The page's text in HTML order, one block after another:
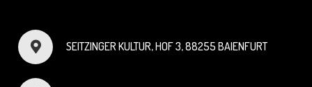
SEITZINGER KULTUR, HOF 3, 88255 BAIENFURT